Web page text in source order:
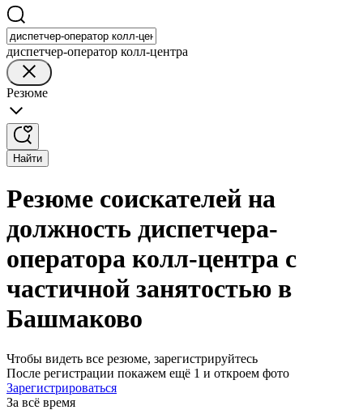
диспетчер-оператор колл-центра
Резюме
Найти
Резюме соискателей на
должность диспетчера-
оператора колл-центра с
частичной занятостью в
Башмаково
Чтобы видеть все резюме, зарегистрируйтесь
После регистрации покажем ещё 1 и откроем фото
Зарегистрироваться
За всё время